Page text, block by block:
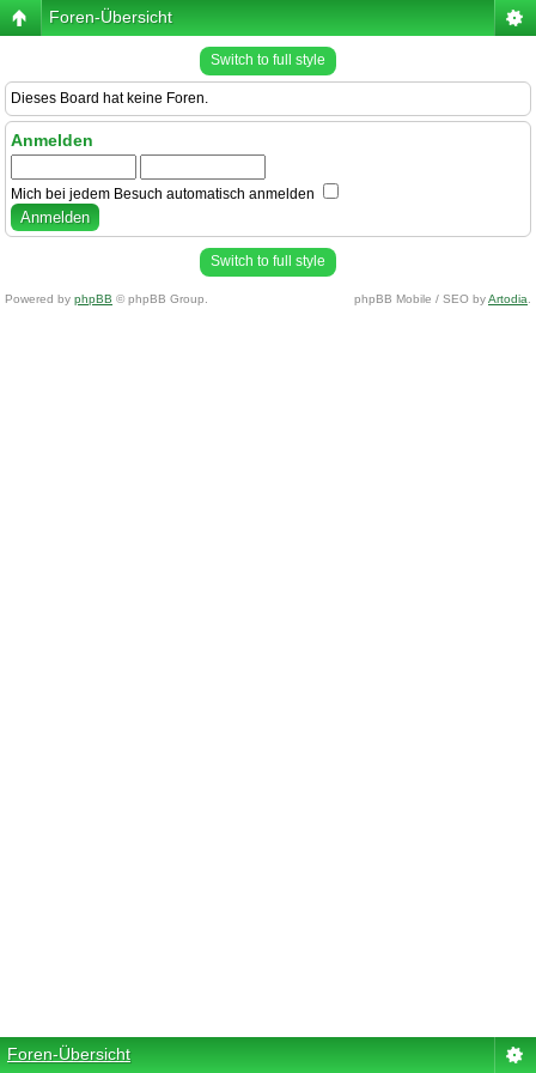
Foren-Übersicht
Switch to full style
Dieses Board hat keine Foren.
Anmelden
Mich bei jedem Besuch automatisch anmelden
Switch to full style
Powered by phpBB © phpBB Group. phpBB Mobile / SEO byArtodia
Foren-Übersicht